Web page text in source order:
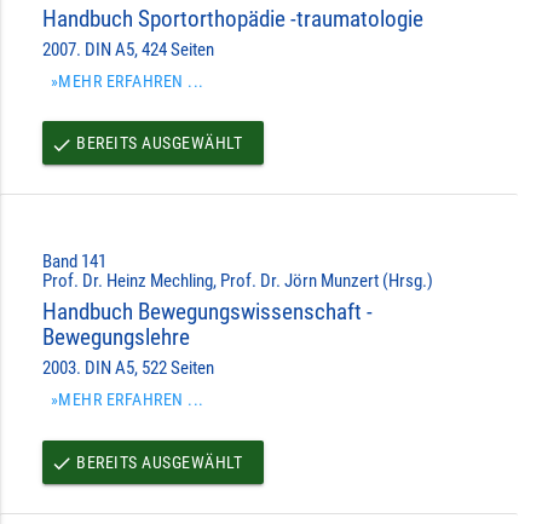
Handbuch Sportorthopädie -traumatologie
2007. DIN A5, 424 Seiten
»MEHR ERFAHREN ...
done BEREITS AUSGEWÄHLT
Band 141
Prof. Dr. Heinz Mechling, Prof. Dr. Jörn Munzert (Hrsg.)
Handbuch Bewegungswissenschaft -
Bewegungslehre
2003. DIN A5, 522 Seiten
»MEHR ERFAHREN ...
done BEREITS AUSGEWÄHLT